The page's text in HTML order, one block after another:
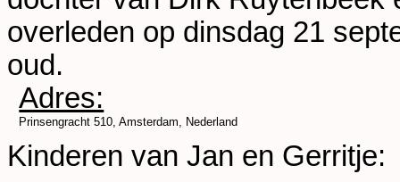
overleden op dinsdag 21
oud.
Adres:
Prinsengracht 510, Amsterdam, Nederland
Kinderen van Jan en Gerritje: